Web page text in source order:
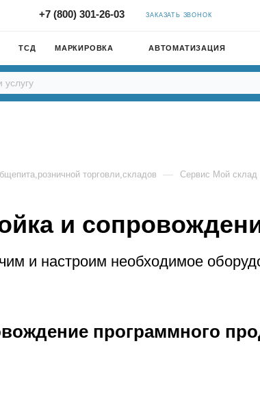
+7 (800) 301-26-03 ЗАКАЗАТЬ ЗВОНОК
ТСД МАРКИРОВКА АВТОМАТИЗАЦИЯ
торговли,складов — Сервис Мой склад
и
и настроим необходимое
программного